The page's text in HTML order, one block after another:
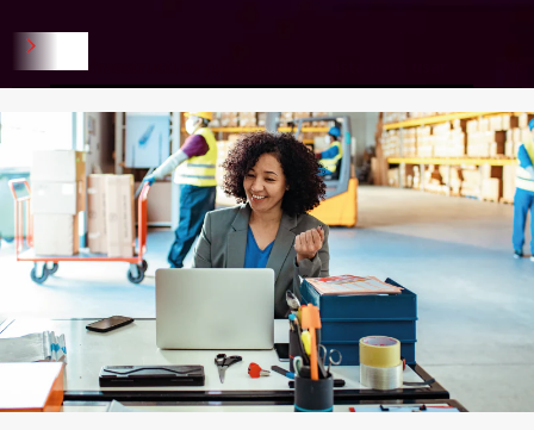
Infraestructura para empresas lista para usar